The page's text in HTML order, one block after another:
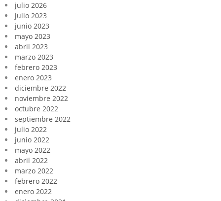
julio 2026
julio 2023
junio 2023
mayo 2023
abril 2023
marzo 2023
febrero 2023
enero 2023
diciembre 2022
noviembre 2022
octubre 2022
septiembre 2022
julio 2022
junio 2022
mayo 2022
abril 2022
marzo 2022
febrero 2022
enero 2022